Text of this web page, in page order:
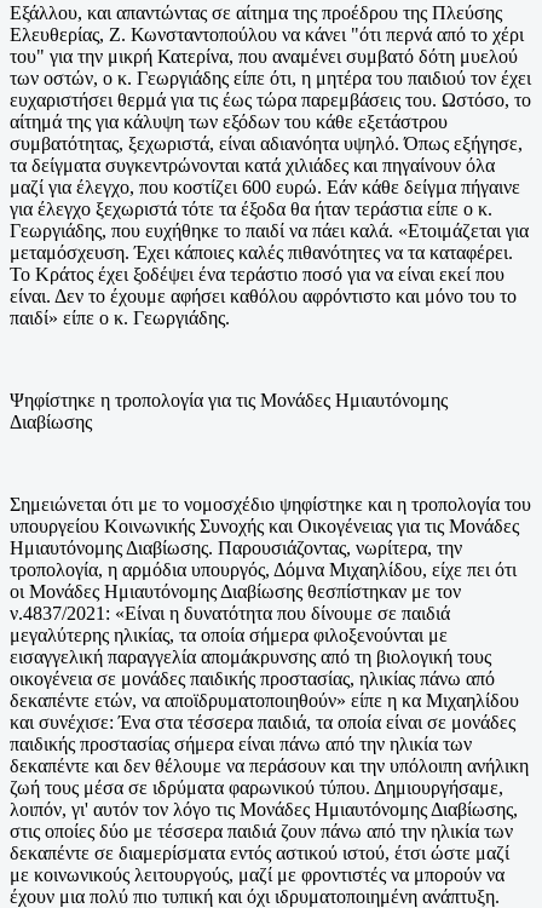
Εξάλλου, και απαντώντας σε αίτημα της προέδρου της Πλεύσης
Ελευθερίας, Ζ. Κωνσταντοπούλου να κάνει "ότι περνά από το χέρι
του" για την μικρή Κατερίνα, που αναμένει συμβατό δότη μυελού
των οστών, ο κ. Γεωργιάδης είπε ότι, η μητέρα του παιδιού τον έχει
ευχαριστήσει θερμά για τις έως τώρα παρεμβάσεις του. Ωστόσο, το
αίτημά της για κάλυψη των εξόδων του κάθε εξετάστρου
συμβατότητας, ξεχωριστά, είναι αδιανόητα υψηλό. Όπως εξήγησε,
τα δείγματα συγκεντρώνονται κατά χιλιάδες και πηγαίνουν όλα
μαζί για έλεγχο, που κοστίζει 600 ευρώ. Εάν κάθε δείγμα πήγαινε
για έλεγχο ξεχωριστά τότε τα έξοδα θα ήταν τεράστια είπε ο κ.
Γεωργιάδης, που ευχήθηκε το παιδί να πάει καλά. «Ετοιμάζεται για
μεταμόσχευση. Έχει κάποιες καλές πιθανότητες να τα καταφέρει.
Το Κράτος έχει ξοδέψει ένα τεράστιο ποσό για να είναι εκεί που
είναι. Δεν το έχουμε αφήσει καθόλου αφρόντιστο και μόνο του το
παιδί» είπε ο κ. Γεωργιάδης.
Ψηφίστηκε η τροπολογία για τις Μονάδες Ημιαυτόνομης
Διαβίωσης
Σημειώνεται ότι με το νομοσχέδιο ψηφίστηκε και η τροπολογία του
υπουργείου Κοινωνικής Συνοχής και Οικογένειας για τις Μονάδες
Ημιαυτόνομης Διαβίωσης. Παρουσιάζοντας, νωρίτερα, την
τροπολογία, η αρμόδια υπουργός, Δόμνα Μιχαηλίδου, είχε πει ότι
οι Μονάδες Ημιαυτόνομης Διαβίωσης θεσπίστηκαν με τον
ν.4837/2021: «Είναι η δυνατότητα που δίνουμε σε παιδιά
μεγαλύτερης ηλικίας, τα οποία σήμερα φιλοξενούνται με
εισαγγελική παραγγελία απομάκρυνσης από τη βιολογική τους
οικογένεια σε μονάδες παιδικής προστασίας, ηλικίας πάνω από
δεκαπέντε ετών, να αποϊδρυματοποιηθούν» είπε η κα Μιχαηλίδου
και συνέχισε: Ένα στα τέσσερα παιδιά, τα οποία είναι σε μονάδες
παιδικής προστασίας σήμερα είναι πάνω από την ηλικία των
δεκαπέντε και δεν θέλουμε να περάσουν και την υπόλοιπη ανήλικη
ζωή τους μέσα σε ιδρύματα φαρωνικού τύπου. Δημιουργήσαμε,
λοιπόν, γι' αυτόν τον λόγο τις Μονάδες Ημιαυτόνομης Διαβίωσης,
στις οποίες δύο με τέσσερα παιδιά ζουν πάνω από την ηλικία των
δεκαπέντε σε διαμερίσματα εντός αστικού ιστού, έτσι ώστε μαζί
με κοινωνικούς λειτουργούς, μαζί με φροντιστές να μπορούν να
έχουν μια πολύ πιο τυπική και όχι ιδρυματοποιημένη ανάπτυξη.